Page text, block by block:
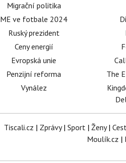
Migrační politika
ME ve fotbale 2024
Ruský prezident
Ceny energií
Evropská unie
Penzijní reforma
Vynález
The
Tiscali.cz | Zprávy| Sport| Ženy|
Moulík.cz |